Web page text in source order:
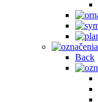
Back